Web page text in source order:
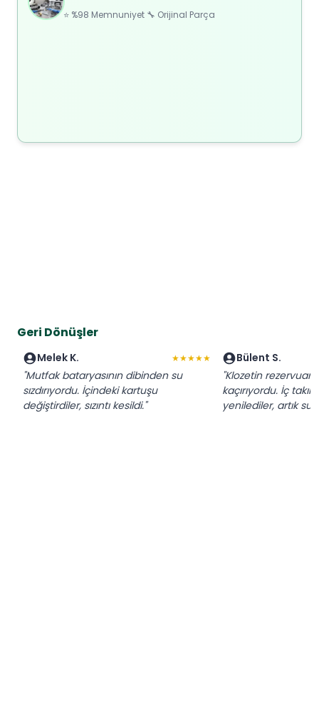
⭐ %98 Memnuniyet 🔧 Orijinal Parça
Geri Dönüşler
Melek K. ★★★★★
"Mutfak bataryasının dibinden su
sızdırıyordu. İçindeki kartuşu
değiştirdiler, sızıntı kesildi."
Bülent S.
"Klozetin rezervuarı
kaçırıyordu. İç
yenilediler, artık su